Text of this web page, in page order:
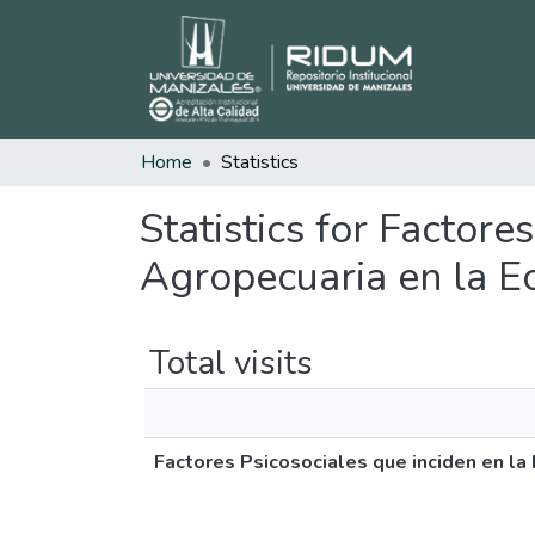
Home Statistics
Statistics for
Agropecuaria en la
Total visits
Factores Psicosociales que inciden en